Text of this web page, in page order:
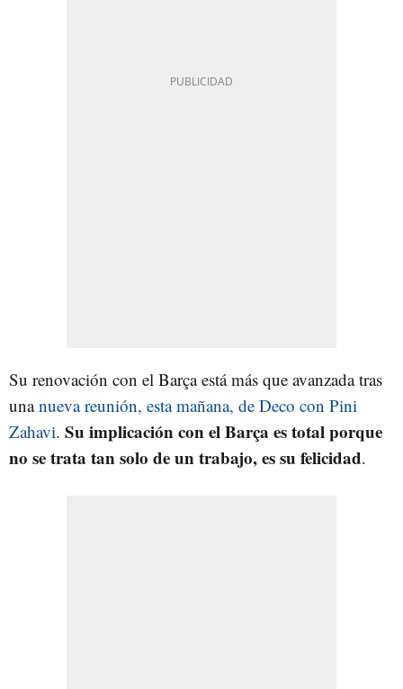
Su renovación con el Barça está más que avanzada tras
unanueva reunión, esta mañana, de Deco con Pini
Zahavi. Su implicación con el Barça es total porque
no se trata tan solo de un trabajo, es su felicidad.